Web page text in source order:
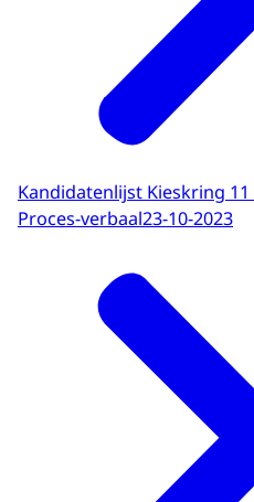
Kandidatenlijst Kieskring 11
Proces-verbaal23-10-2023